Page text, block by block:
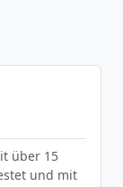
über 15
und mit